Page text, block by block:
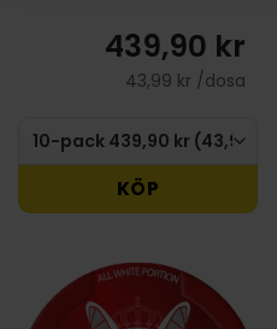
439,90 kr
43,99 kr /dosa
KÖP